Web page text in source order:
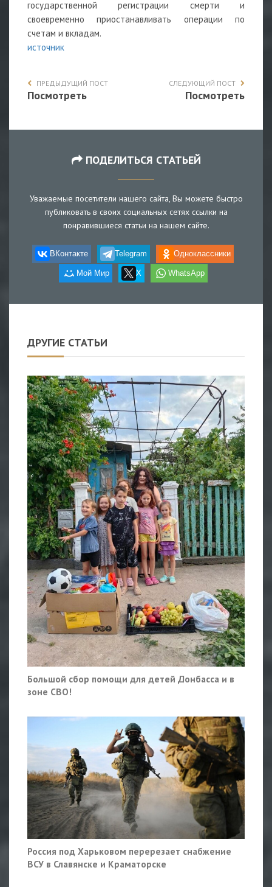
государственной регистрации смерти и
своевременно приостанавливать операции по
счетам и вкладам.
источник
ПРЕДЫДУЩИЙ ПОСТ
Посмотреть
СЛЕДУЮЩИЙ ПОСТ
Посмотреть
ПОДЕЛИТЬСЯ СТАТЬЕЙ
Уважаемые посетители нашего сайта, Вы можете быстро
публиковать в своих социальных сетях ссылки на
понравившиеся статьи на нашем сайте.
ВКонтакте Telegram Одноклассники
Мой Мир X WhatsApp
ДРУГИЕ СТАТЬИ
Большой сбор помощи для детей Донбасса и в
зоне СВО!
Россия под Харьковом перерезает снабжение
ВСУ в Славянске и Краматорске